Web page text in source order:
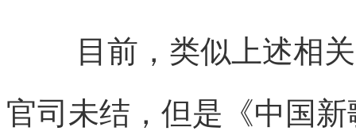
目前，类似上述相
官司未结，但是《中国